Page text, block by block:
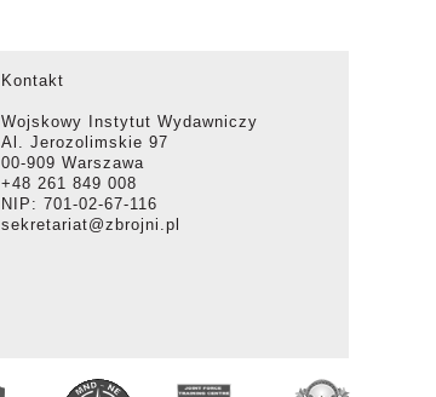
Kontakt
Wojskowy Instytut Wydawniczy
Al. Jerozolimskie 97
00-909 Warszawa
+48 261 849 008
NIP: 701-02-67-116
sekretariat@zbrojni.pl